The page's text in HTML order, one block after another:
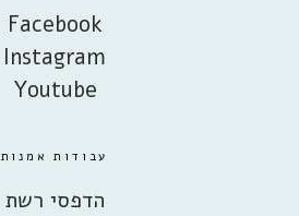
Facebook
Instagram
Youtube
עבודות אמנות
הדפסי רשת